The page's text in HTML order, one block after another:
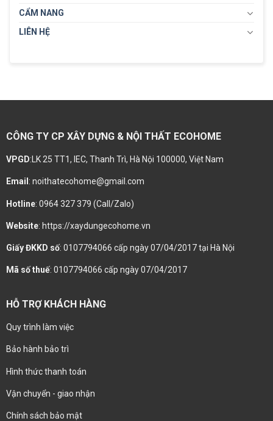
CẨM NANG
LIÊN HỆ
CÔNG TY CP XÂY DỰNG & NỘI THẤT ECOHOME
VPGD:LK 25 TT1, IEC, Thanh Trì, Hà Nội 100000, Việt Nam
Email : noithatecohome@gmail.com
Hotline: 0964 327 379 (Call/Zalo)
Website: https://xaydungecohome.vn
Giấy ĐKKD số: 0107794066 cấp ngày 07/04/2017 tại Hà Nội
Mã số thuế: 0107794066 cấp ngày 07/04/2017
HỖ TRỢ KHÁCH HÀNG
Quy trình làm việc
Bảo hành bảo trì
Hình thức thanh toán
Vận chuyển - giao nhận
Chính sách bảo mật